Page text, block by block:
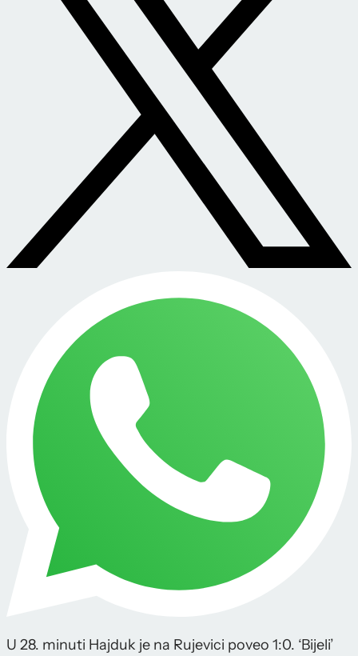
U 28. minuti Hajduk je na Rujevici poveo 1:0. ‘Bijeli’